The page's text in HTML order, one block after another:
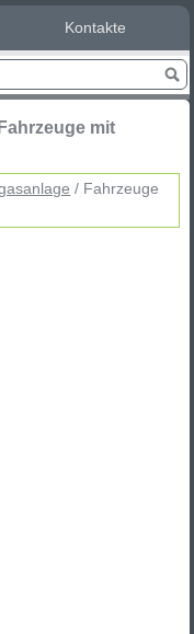
Kontakte
mit
/ Fahrzeuge